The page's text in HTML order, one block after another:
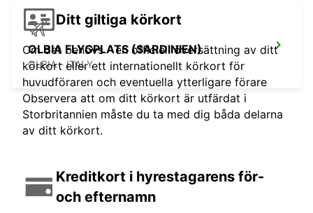
OLBIA FLYGPLATS (SARDINIEN)
OLBIA - ITALY
Ditt giltiga körkort
Om det behövs - en officiell översättning av ditt
körkort eller ett internationellt körkort för
huvudföraren och eventuella ytterligare förare
Observera att om ditt körkort är utfärdat i
Storbritannien måste du ta med dig båda delarna
av ditt körkort.
Kreditkort i hyrestagarens för-
och efternamn